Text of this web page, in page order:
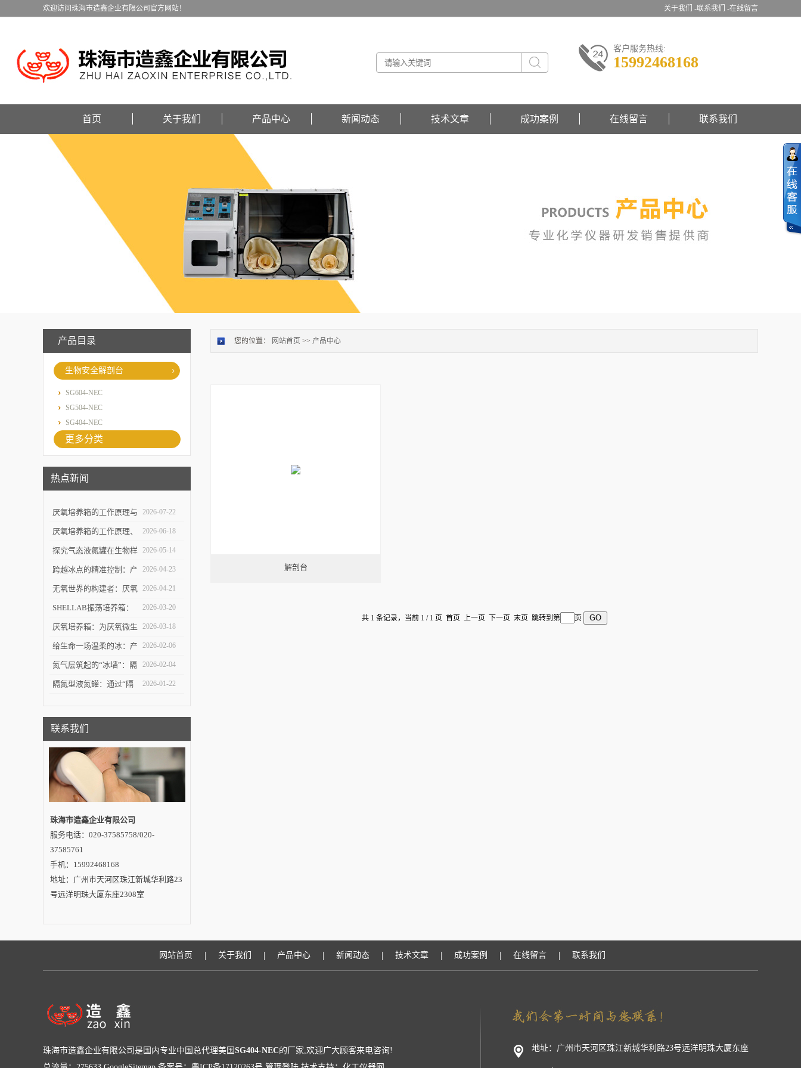
关于我们 -联系我们 -在线留言
欢迎访问珠海市造鑫企业有限公司官方网站！
客户服务热线:
15992468168
首页 关于我们 产品中心 新闻动态 技术文章 成功案例 在线留言 联系我们
产品目录
生物安全解剖台
SG604-NEC
SG504-NEC
SG404-NEC
更多分类
热点新闻
厌氧培养箱的工作原理与
操作环境控制技术解析
2026-07-22
厌氧培养箱的工作原理、
结构设计与微生物培养应
用探讨
2026-06-18
探究气态液氮罐在生物样
本深低温存储中的技术优
势与安全逻辑
2026-05-14
跨越冰点的精准控制：产
业型程序降温仪在生物制
造中的价值
2026-04-23
无氧世界的构建者：厌氧
培养箱的技术原理与应用
探索
2026-04-21
SHELLAB振荡培养箱：
温度与振荡协同下的细胞
与微生物“生长引擎”
2026-03-20
厌氧培养箱：为厌氧微生
物打造“无氧之家”的关键
实验平台
2026-03-18
给生命一场温柔的冰：产
业型程序降温仪如何守护
细胞的深冷之门
2026-02-06
氮气层筑起的“冰墙”：隔
氮型液氮罐如何重新定义
2026-02-04
隔氮型液氮罐：通过“隔 2026-01-22
联系我们
珠海市造鑫企业有限公司
服务电话：020-37585758/020-
37585761
手机：15992468168
地址：广州市天河区珠江新城华利路23
号远洋明珠大厦东座2308室
您的位置： 网站首页 >> 产品中心
解剖台
共 1 条记录，当前 1 / 1 页 首页 上一页 下一页 末页 跳转到第 页
网站首页 | 关于我们 | 产品中心 | 新闻动态 | 技术文章 | 成功案例 | 在线留言 | 联系我们
珠海市造鑫企业有限公司是国内专业中国总代理美国 SG404-NEC的厂家,欢迎广大顾客来电咨询!
地址：广州市天河区珠江新城华利路23号远洋明珠大厦东座